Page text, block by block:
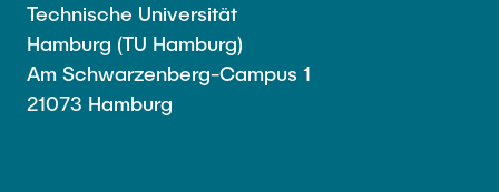
Technische Universität
Hamburg (TU Hamburg)
Am Schwarzenberg-Campus 1
21073 Hamburg